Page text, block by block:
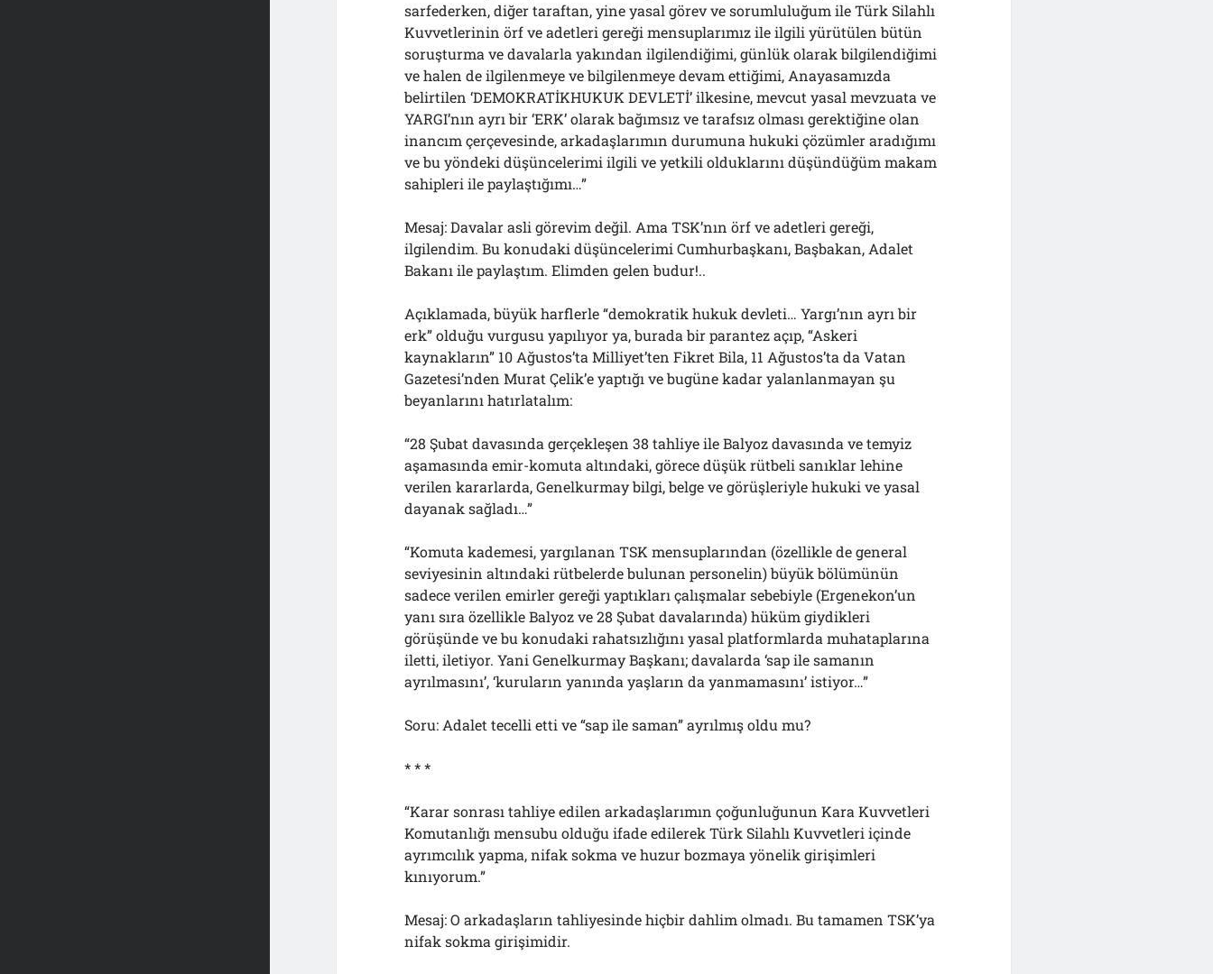
sarfederken, diğer taraftan, yine yasal görev ve sorumluluğum ile Türk Silahlı
Kuvvetlerinin örf ve adetleri gereği mensuplarımız ile ilgili yürütülen bütün
soruşturma ve davalarla yakından ilgilendiğimi, günlük olarak bilgilendiğimi
ve halen de ilgilenmeye ve bilgilenmeye devam ettiğimi, Anayasamızda
belirtilen ‘DEMOKRATİKHUKUK DEVLETİ’ ilkesine, mevcut yasal mevzuata ve
YARGI’nın ayrı bir ‘ERK’ olarak bağımsız ve tarafsız olması gerektiğine olan
inancım çerçevesinde, arkadaşlarımın durumuna hukuki çözümler aradığımı
ve bu yöndeki düşüncelerimi ilgili ve yetkili olduklarını düşündüğüm makam
sahipleri ile paylaştığımı…”
Mesaj: Davalar asli görevim değil. Ama TSK’nın örf ve adetleri gereği,
ilgilendim. Bu konudaki düşüncelerimi Cumhurbaşkanı, Başbakan, Adalet
Bakanı ile paylaştım. Elimden gelen budur!..
Açıklamada, büyük harflerle “demokratik hukuk devleti… Yargı’nın ayrı bir
erk” olduğu vurgusu yapılıyor ya, burada bir parantez açıp, “Askeri
kaynakların” 10 Ağustos’ta Milliyet’ten Fikret Bila, 11 Ağustos’ta da Vatan
Gazetesi’nden Murat Çelik’e yaptığı ve bugüne kadar yalanlanmayan şu
beyanlarını hatırlatalım:
“28 Şubat davasında gerçekleşen 38 tahliye ile Balyoz davasında ve temyiz
aşamasında emir-komuta altındaki, görece düşük rütbeli sanıklar lehine
verilen kararlarda, Genelkurmay bilgi, belge ve görüşleriyle hukuki ve yasal
dayanak sağladı…”
“Komuta kademesi, yargılanan TSK mensuplarından (özellikle de general
seviyesinin altındaki rütbelerde bulunan personelin) büyük bölümünün
sadece verilen emirler gereği yaptıkları çalışmalar sebebiyle (Ergenekon’un
yanı sıra özellikle Balyoz ve 28 Şubat davalarında) hüküm giydikleri
görüşünde ve bu konudaki rahatsızlığını yasal platformlarda muhataplarına
iletti, iletiyor. Yani Genelkurmay Başkanı; davalarda ‘sap ile samanın
ayrılmasını’, ‘kuruların yanında yaşların da yanmamasını’ istiyor…”
Soru: Adalet tecelli etti ve “sap ile saman” ayrılmış oldu mu?
* * *
“Karar sonrası tahliye edilen arkadaşlarımın çoğunluğunun Kara Kuvvetleri
Komutanlığı mensubu olduğu ifade edilerek Türk Silahlı Kuvvetleri içinde
ayrımcılık yapma, nifak sokma ve huzur bozmaya yönelik girişimleri
kınıyorum.”
Mesaj: O arkadaşların tahliyesinde hiçbir dahlim olmadı. Bu tamamen TSK’ya
nifak sokma girişimidir.